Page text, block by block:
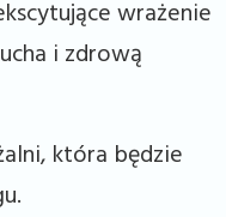
wrażenie
i zdrową
która będzie